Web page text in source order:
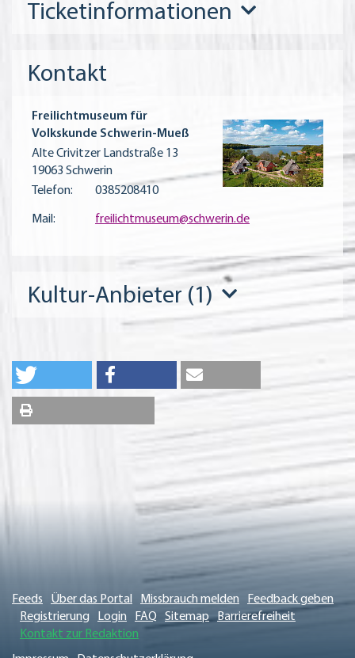
Ticketinformationen
Kontakt
Freilichtmuseum für
Volkskunde Schwerin-Mueß
Alte Crivitzer Landstraße 13
19063 Schwerin
Telefon:
0385208410
Mail: freilichtmuseum@schwerin.de
Kultur-Anbieter (1)
Feeds Über das Portal Missbrauch melden
Feedback geben
Registrierung
Login FAQ Sitemap
Barrierefreiheit
Kontakt zur Redaktion